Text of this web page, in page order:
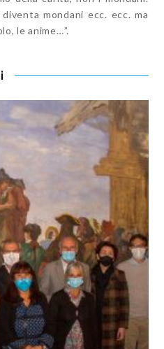
mondani ecc. ecc. ma
le anime…”.